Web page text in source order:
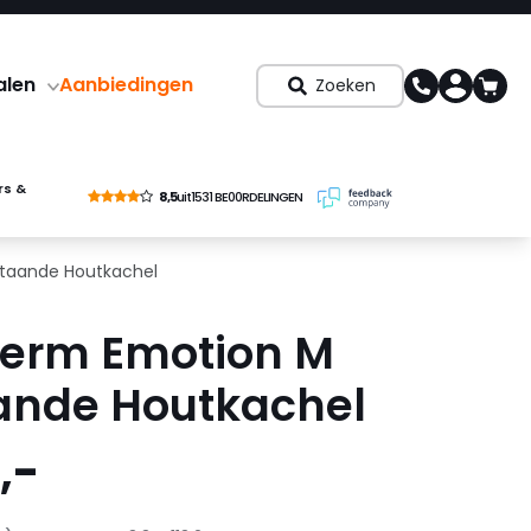
Aanbiedingen Zoeken
& 8,5uit1531 BE00RDELINGEN
Houtkachel
Emotion M
Houtkachel